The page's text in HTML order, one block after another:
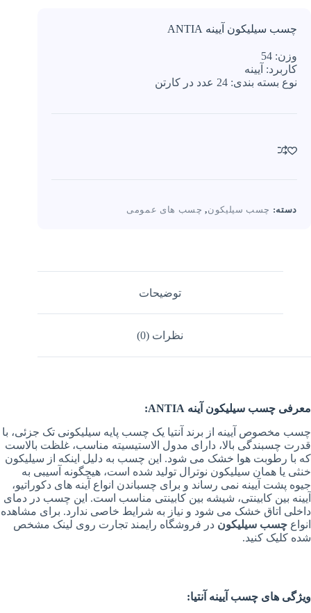
پولیش
پودر
بندکشی
تفلون
چسب سیلیکون آیینه ANTIA
وزن: 54
کاربرد: آیینه
نوع بسته بندی: 24 عدد در کارتن
دسته: چسب سیلیکون, چسب های عمومی
توضیحات
نظرات (0)
معرفی چسب سیلیکون آینه ANTIA:
چسب مخصوص آیینه از برند آنتیا یک چسب پایه سیلیکونی تک جزئی، با
قدرت چسبندگی بالا، دارای مدول الاستیسیته مناسب، غلظت بالاست
که با رطوبت هوا خشک می شود. این چسب به دلیل اینکه از سیلیکون
خنثی یا همان سیلیکون نوترال تولید شده است، هیچگونه آسیبی به
جیوه پشت آیینه نمی رساند و برای چسباندن انواع آینه های دکوراتیو،
آیینه بین کابینتی، شیشه بین کابینتی مناسب است. این چسب در دمای
داخلی اتاق خشک می شود و نیاز به شرایط خاصی ندارد. برای مشاهده
انواع چسب سیلیکون در فروشگاه رایمند تجارت روی لینک مشخص
شده کلیک کنید.
ویژگی های چسب آیینه آنتیا: